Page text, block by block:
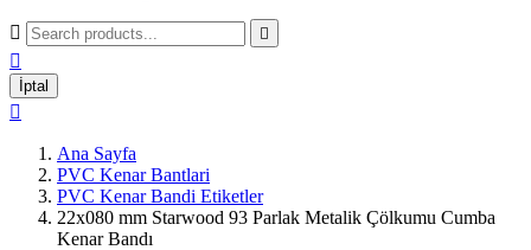
 

İptal

Ana Sayfa
PVC Kenar Bantlari
PVC Kenar Bandi Etiketler
22x080 mm Starwood 93 Parlak Metalik Çölkumu Cumba
Kenar Bandı